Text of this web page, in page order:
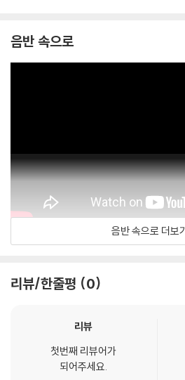
음반 속으로
Big Crown Records / Thee Marloes
음반 속으로 더보기
리뷰/한줄평 0
리뷰
첫번째 리뷰어가
되어주세요.